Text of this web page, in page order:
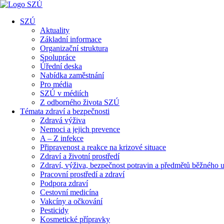
SZÚ
Aktuality
Základní informace
Organizační struktura
Spolupráce
Úřední deska
Nabídka zaměstnání
Pro média
SZÚ v médiích
Z odborného života SZÚ
Témata zdraví a bezpečnosti
Zdravá výživa
Nemoci a jejich prevence
A – Z infekce
Připravenost a reakce na krizové situace
Zdraví a životní prostředí
Zdraví, výživa, bezpečnost potravin a předmětů běžného
Pracovní prostředí a zdraví
Podpora zdraví
Cestovní medicína
Vakcíny a očkování
Pesticidy
Kosmetické přípravky